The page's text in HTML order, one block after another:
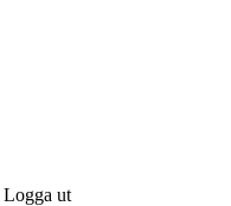
Logga ut